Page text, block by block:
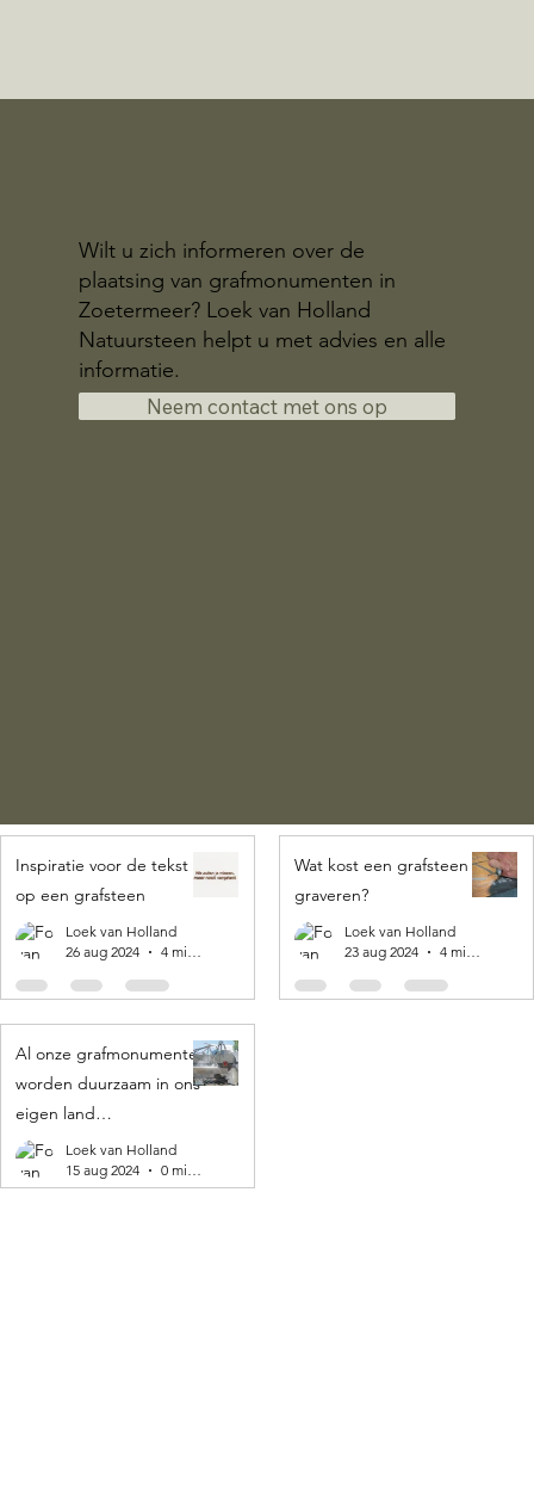
Wilt u zich informeren over de
plaatsing van grafmonumenten in
Zoetermeer? Loek van Holland
Natuursteen helpt u met advies en alle
informatie.
Neem contact met ons op
Inspiratie voor de tekst
op een grafsteen
Loek van Holland
26 aug 2024
4 minuten om te lezen
Wat kost een grafsteen
graveren?
Loek van Holland
23 aug 2024
4 minuten om te lezen
Al onze grafmonumenten
worden duurzaam in ons
eigen land
geproduceerd! 🌍
Loek van Holland
15 aug 2024
0 minuten om te lezen